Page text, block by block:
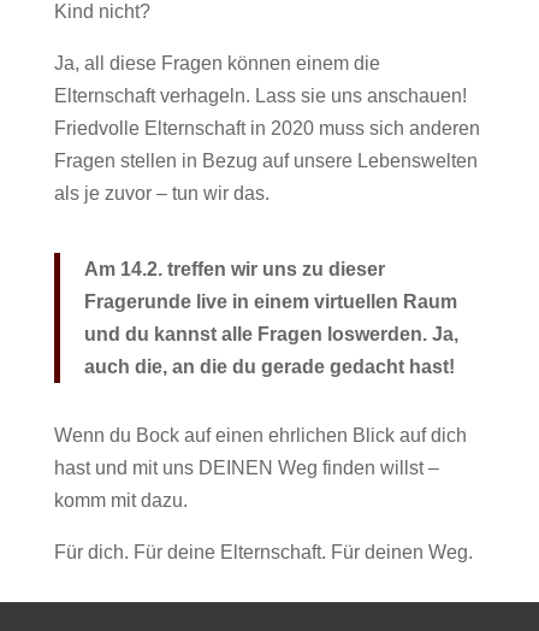
Kind nicht?
Ja, all diese Fragen können einem die
Elternschaft verhageln. Lass sie uns anschauen!
Friedvolle Elternschaft in 2020 muss sich anderen
Fragen stellen in Bezug auf unsere Lebenswelten
als je zuvor – tun wir das.
Am 14.2. treffen wir uns zu dieser
Fragerunde live in einem virtuellen Raum
und du kannst alle Fragen loswerden. Ja,
auch die, an die du gerade gedacht hast!
Wenn du Bock auf einen ehrlichen Blick auf dich
hast und mit uns DEINEN Weg finden willst –
komm mit dazu.
Für dich. Für deine Elternschaft. Für deinen Weg.